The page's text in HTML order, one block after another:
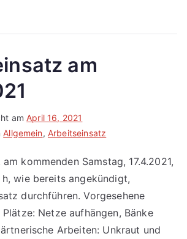
am
amApril 16, 2021
Allgemein, Arbeitseinsatz
kommenden Samstag, 17.4.2021,
wie bereits angekündigt,
durchführen. Vorgesehene
Netze aufhängen, Bänke
Arbeiten: Unkraut und